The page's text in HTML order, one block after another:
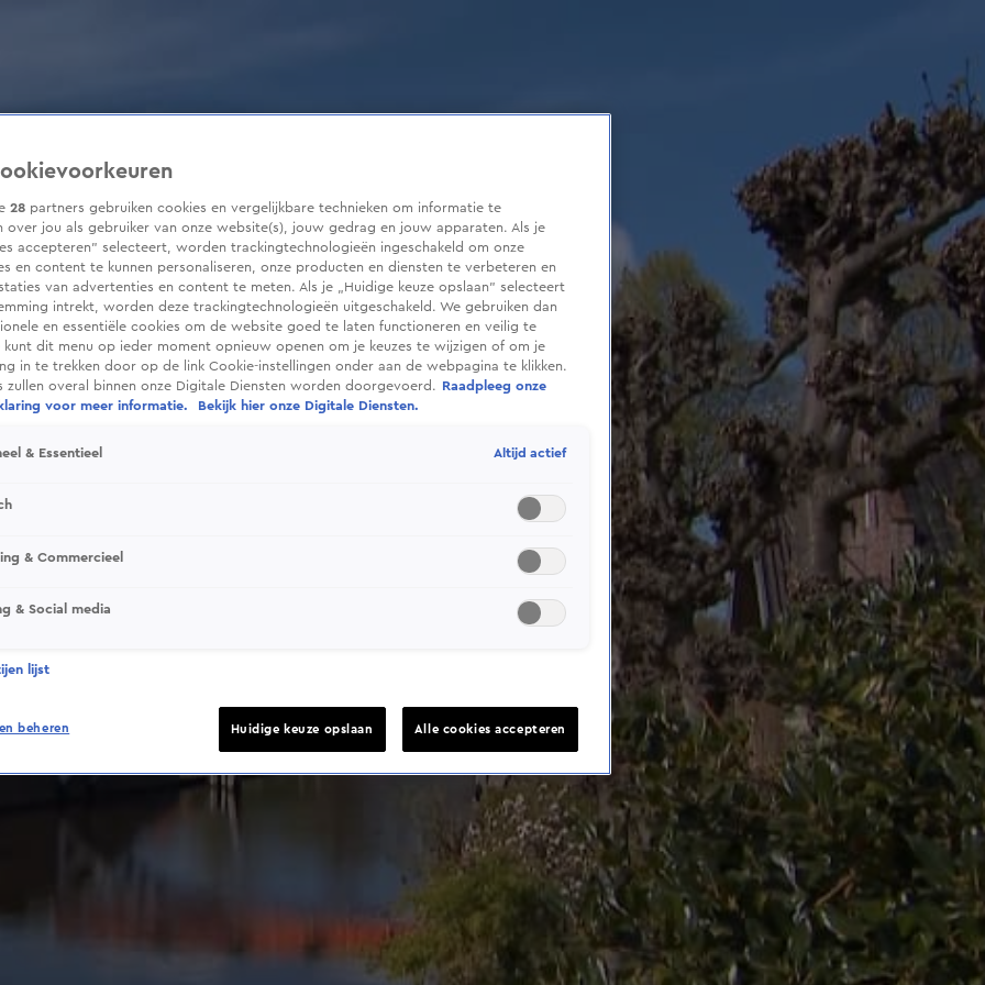
28 partners gebruiken cookies en vergelijkbare technieken om informatie te
over jou als gebruiker van onze website(s), jouw gedrag en jouw apparaten. Als je
accepteren” selecteert, worden trackingtechnologieën ingeschakeld om onze
en content te kunnen personaliseren, onze producten en diensten te verbeteren en
van advertenties en content te meten. Als je „Huidige keuze opslaan” selecteert
intrekt, worden deze trackingtechnologieën uitgeschakeld. We gebruiken dan
en essentiële cookies om de website goed te laten functioneren en veilig te
kunt dit menu op ieder moment opnieuw openen om je keuzes te wijzigen of om je
in te trekken door op de link Cookie-instellingen onder aan de webpagina te klikken.
zullen overal binnen onze Digitale Diensten worden doorgevoerd.
Raadpleeg onze
voor meer informatie.
Bekijk hier onze Digitale Diensten.
& Essentieel Altijd actief
& Commercieel
& Social media
lijst
beheren Huidige keuze opslaan Alle cookies accepteren